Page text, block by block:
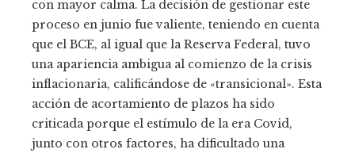
con mayor calma. La decisión de gestionar este
proceso en junio fue valiente, teniendo en cuenta
que el BCE, al igual que la Reserva Federal, tuvo
una apariencia ambigua al comienzo de la crisis
inflacionaria, calificándose de «transicional». Esta
acción de acortamiento de plazos ha sido
criticada porque el estímulo de la era Covid,
junto con otros factores, ha dificultado una